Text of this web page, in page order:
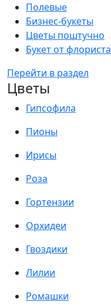
Полевые
Бизнес-букеты
Цветы поштучно
Букет от флориста
Перейти в раздел
Цветы
Гипсофила
Пионы
Ирисы
Роза
Гортензии
Орхидеи
Гвоздики
Лилии
Ромашки